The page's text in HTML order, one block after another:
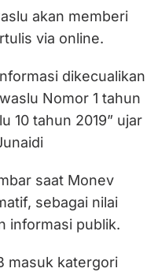
akan memberi
via online.
dikecualikan
Nomor 1 tahun
10 tahun 2019” ujar
saat Monev
sebagai nilai
informasi publik.
masuk katergori